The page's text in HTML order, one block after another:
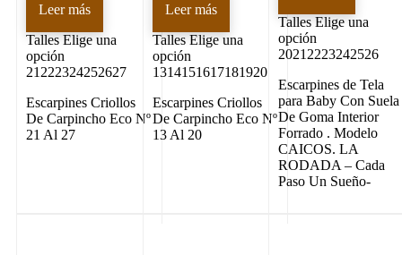
Leer más
Talles Elige una
opción
21222324252627
Escarpines Criollos
De Carpincho Eco Nº
21 Al 27
Leer más
TallesElige una
opción
1314151617181920
Escarpines Criollos
De Carpincho Eco Nº
13 Al 20
Talles Elige una
opción
20212223242526
Escarpines de Tela
para Baby Con Suela
De Goma Interior
Forrado . Modelo
CAICOS. LA
RODADA – Cada
Paso Un Sueño-